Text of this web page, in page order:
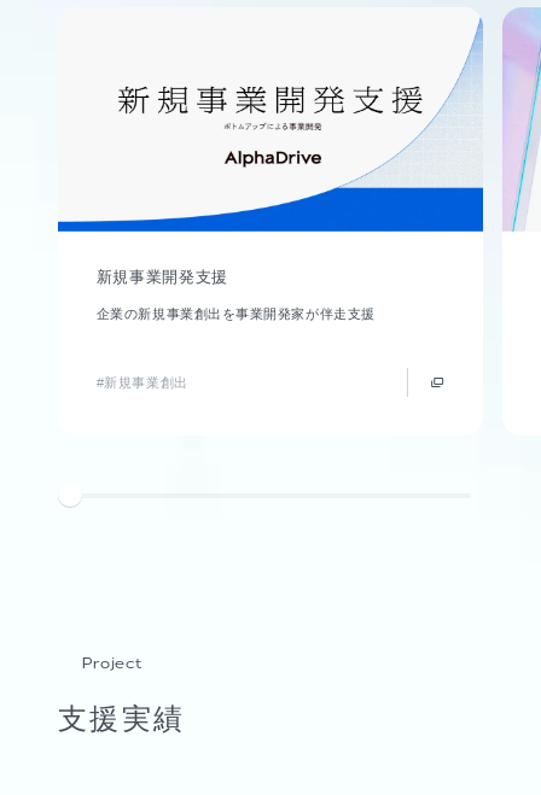
新規事業開発支援
企業の新規事業創出を事業開発家が伴走支援
#新規事業創出
Project
支援実績